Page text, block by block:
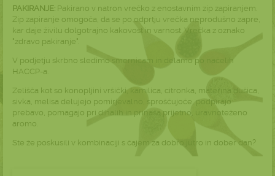
PAKIRANJE: Pakirano v natron vrečko z enostavnim zip zapiranjem.
Zip zapiranje omogoča, da se po odprtju vrečka neprodušno zapre,
kar daje živilu dolgotrajno kakovost in varnost. Vrečka z oznako
"zdravo pakiranje".
V podjetju skrbno sledimo smernicam in delamo po načelih
HACCP-a.
Zelišča kot so konopljini vršički, kamilica, citronka, materina dušica,
sivka, melisa delujejo pomirjevalno, sproščujoče, podpirajo
prebavo, pomagajo pri dihalih in prinaša prijetno, uravnoteženo
aromo.
Ste že poskusili v kombinaciji s čajem za dobro jutro in dober dan?